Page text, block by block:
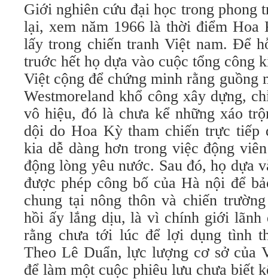
Giới nghiên cứu đại học trong phong
lại, xem năm 1966 là thời điểm Hoa
lấy trong chiến tranh Việt nam. Ðể
truớc hết họ dựa vào cuộc tổng công
Việt cộng để chứng minh rằng guồng
Westmoreland khổ công xây dựng,
vô hiệu, đó là chưa kể những xáo
dội do Hoa Kỳ tham chiến trực tiếp
kia dễ dàng hơn trong việc động
động lòng yêu nước. Sau đó, họ dựa
được phép công bố của Hà nội để
chung tại nông thôn và chiến
hồi ấy lắng dịu, là vì chính giới lãnh
rằng chưa tới lúc để lợi dụng tình
Theo Lê Duẩn, lực lượng cơ sở của
để làm một cuộc phiêu lưu chưa biết